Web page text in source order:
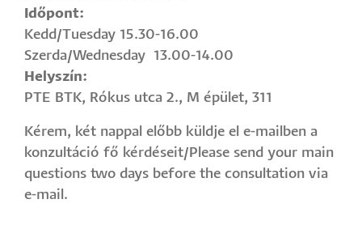
Időpont:
Kedd/Tuesday 15.30-16.00
Szerda/Wednesday 13.00-14.00
Helyszín:
PTE BTK, Rókus utca 2., M épület, 311
Kérem, két nappal előbb küldje el e-mailben a
konzultáció fő kérdéseit/Please send your main
questions two days before the consultation via
e-mail.